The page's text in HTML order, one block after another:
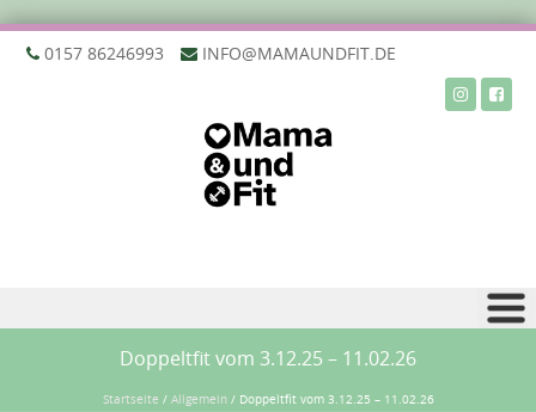
‭0157 86246993‬ INFO@MAMAUNDFIT.DE
Doppeltfit vom 3.12.25 – 11.02.26
Startseite /Allgemein / Doppeltfit vom 3.12.25 – 11.02.26